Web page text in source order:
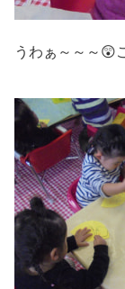
うわぁ～～～😲